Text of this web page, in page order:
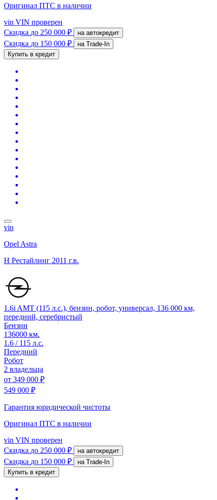
Оригинал ПТС в наличии
vin VIN проверен
Скидка до 250 000 ₽ на автокредит
Скидка до 150 000 ₽
на Trade-In
Купить в кредит
vin
Opel Astra
H Рестайлинг 2011 г.в.
1.6i AMT (115 л.с.), бензин, робот, универсал, 136 000 км,
передний, серебристый
Бензин
136000 км.
1.6 / 115 л.с.
Передний
Робот
2 владельца
от 349 000 ₽
549 000 ₽
Гарантия юридической чистоты
Оригинал ПТС в наличии
vin VIN проверен
Скидка до 250 000 ₽ на автокредит
Скидка до 150 000 ₽
на Trade-In
Купить в кредит